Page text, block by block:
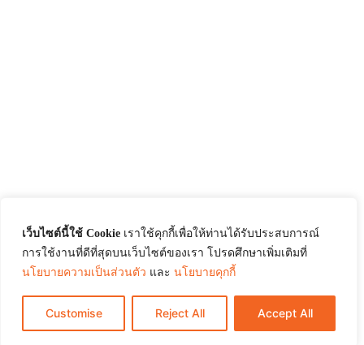
เว็บไซต์นี้ใช้ Cookie เราใช้คุกกี้เพื่อให้ท่านได้รับประสบการณ์
การใช้งานที่ดีที่สุดบนเว็บไซต์ของเรา โปรดศึกษาเพิ่มเติมที่
นโยบายความเป็นส่วนตัว และ นโยบายคุกกี้
Customise Reject All Accept All